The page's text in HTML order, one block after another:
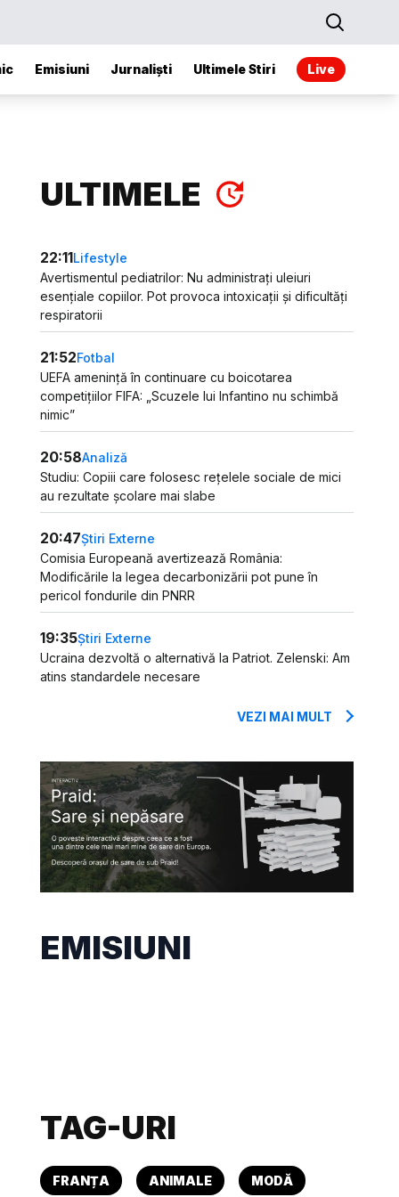
Emisiuni Jurnaliști Ultimele Stiri Live
ULTIMELE
22:11Lifestyle
Avertismentul pediatrilor: Nu administrați uleiuri
esențiale copiilor. Pot provoca intoxicații și dificultăți
respiratorii
21:52Fotbal
UEFA amenință în continuare cu boicotarea
competițiilor FIFA: „Scuzele lui Infantino nu schimbă
nimic”
20:58Analiză
Studiu: Copiii care folosesc rețelele sociale de mici
au rezultate școlare mai slabe
20:47Știri Externe
Comisia Europeană avertizează România:
Modificările la legea decarbonizării pot pune în
pericol fondurile din PNRR
19:35Știri Externe
Ucraina dezvoltă o alternativă la Patriot. Zelenski: Am
atins standardele necesare
VEZI MAI MULT
EMISIUNI
TAG-URI
FRANȚA ANIMALE MODĂ